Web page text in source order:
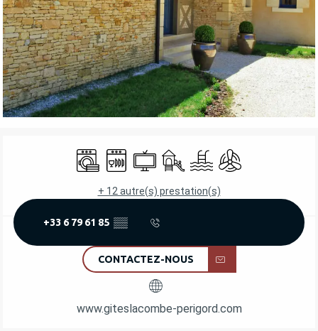
OUVERTURE ET COORDONNÉES
Lave lingeLave vaisselle
TélévisionJeux pour enfants / Espace
PiscineAir conditionné
+ 12 autre(s) prestation(s)
+33 6 79 61 85 ▒▒
CONTACTEZ-NOUS
www.giteslacombe-perigord.com